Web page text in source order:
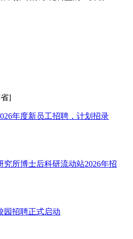
]
年度新员工招聘，计划招录
究所博士后科研流动站2026年招
园招聘正式启动